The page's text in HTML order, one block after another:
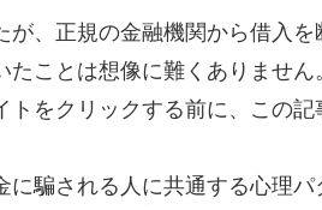
が、正規の金融機関から借入
たことは想像に難くありませ
トをクリックする前に、この記
に騙される人に共通する心理